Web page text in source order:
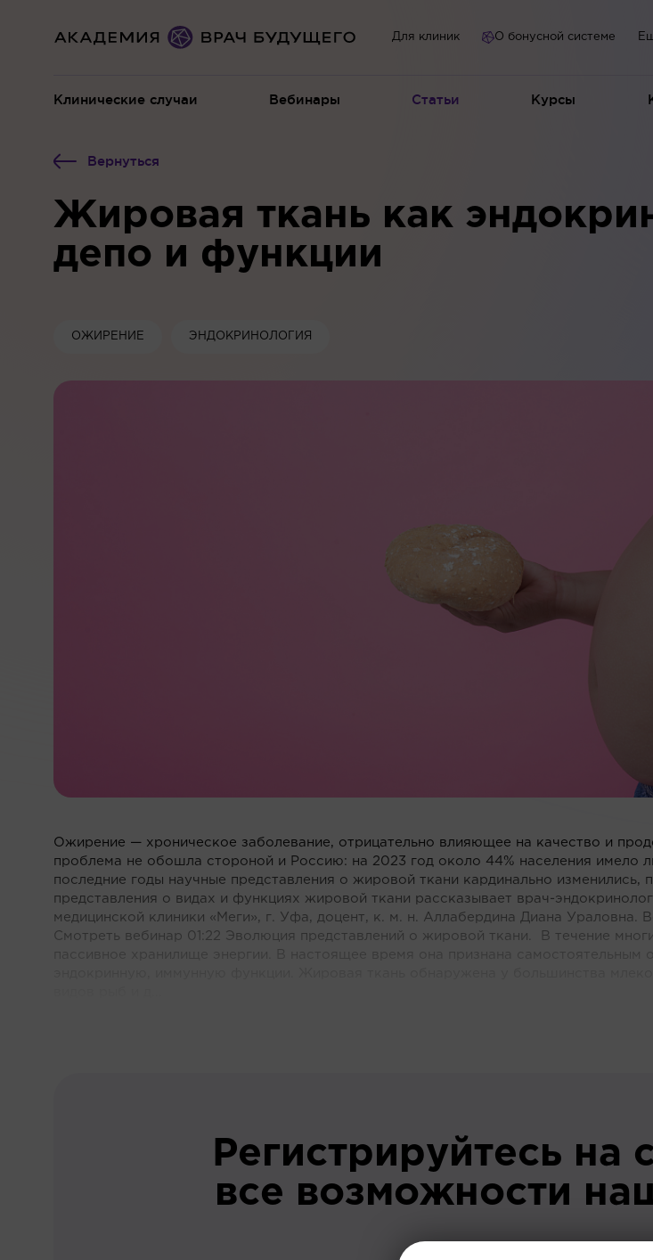
Клинические случаи Вебинары Статьи Курсы
Для клиник О бонусной системе
Вернуться
Жировая ткань как
депо и функции
ОЖИРЕНИЕ ЭНДОКРИНОЛОГИЯ
Ожирение — хроническое заболевание, отрицательно влияющее на качество и
проблема не обошла стороной и Россию: на 2023 год около 44% населения имело
последние годы научные представления о жировой ткани кардинально
представления о видах и функциях жировой ткани рассказывает врач-
медицинской клиники «Меги», г. Уфа, доцент, к. м. н. Аллабердина Диана Ураловна.
Смотреть вебинар 01:22 Эволюция представлений о жировой ткани. В течение
Регистрируйтесь на
все возможности